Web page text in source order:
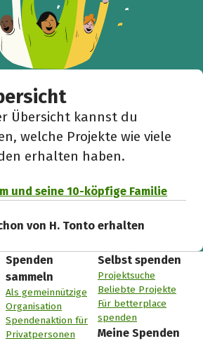
Übersicht kannst du
welche Projekte wie viele
erhalten haben.
und seine 10-köpfige Familie
von H. Tonto erhalten
Spenden
sammeln
Als gemeinnützige
Organisation
Spendenaktion für
Privatpersonen
Selbst spenden
Projektsuche
Beliebte Projekte
Für betterplace
spenden
Meine Spenden